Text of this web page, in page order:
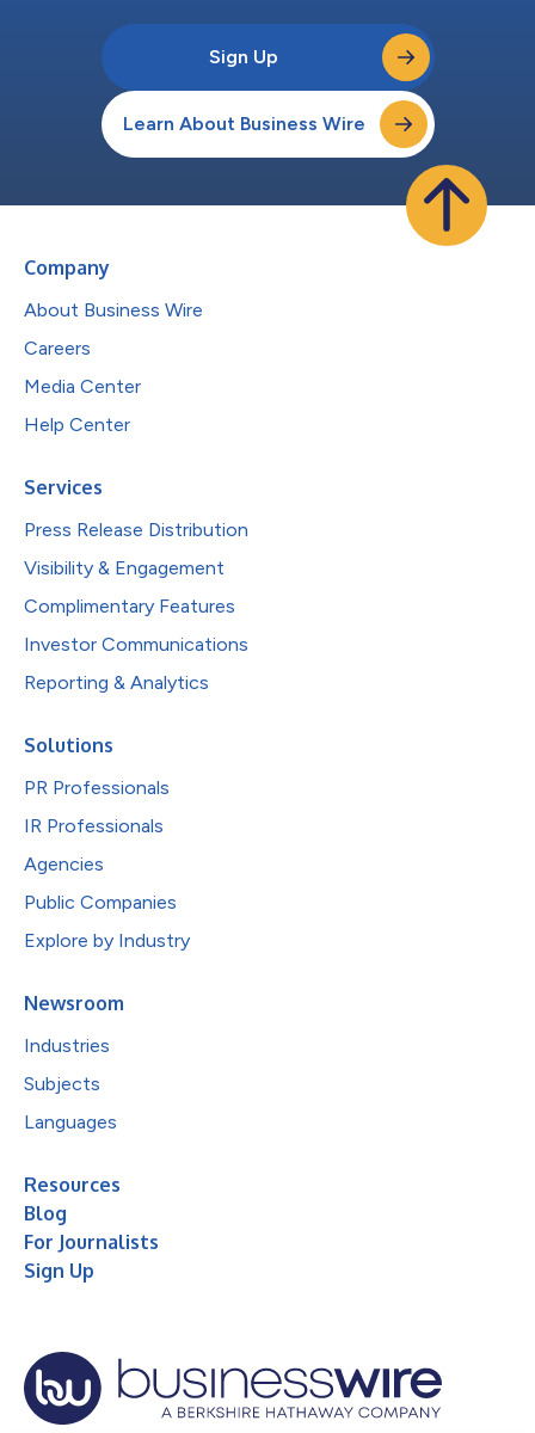
Sign Up
Learn About Business Wire
Company
About Business Wire
Careers
Media Center
Help Center
Services
Press Release Distribution
Visibility & Engagement
Complimentary Features
Investor Communications
Reporting & Analytics
Solutions
PR Professionals
IR Professionals
Agencies
Public Companies
Explore by Industry
Newsroom
Industries
Subjects
Languages
Resources
Blog
For Journalists
Sign Up